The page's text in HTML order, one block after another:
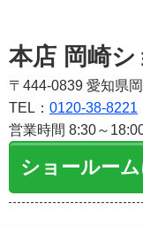
本店 岡崎
〒444-0839 愛知県
TEL： 0120-38-8221
営業時間 8:30～
ショールー